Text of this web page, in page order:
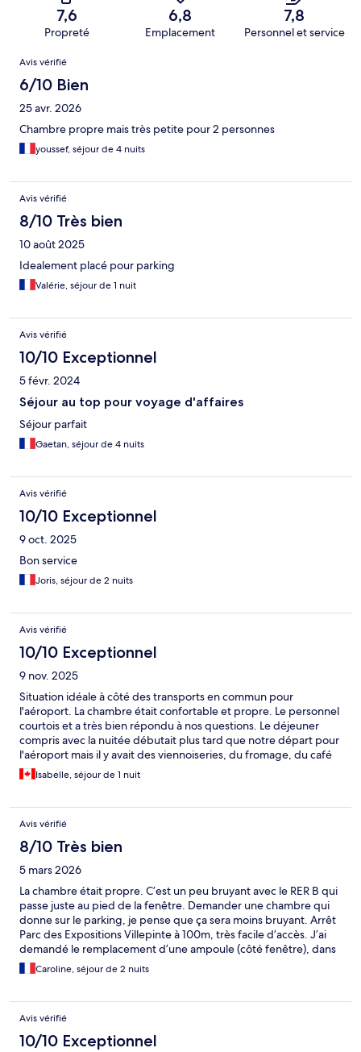
7,6
Propreté
6,8
Emplacement
7,8
Personnel et service
Avis
Avis vérifié
6/10 Bien
25 avr. 2026
Chambre propre mais très petite pour 2 personnes
youssef, séjour de 4 nuits
Avis vérifié
8/10 Très bien
10 août 2025
Idealement placé pour parking
Valérie, séjour de 1 nuit
Avis vérifié
10/10 Exceptionnel
5 févr. 2024
Séjour au top pour voyage d'affaires
Séjour parfait
Gaetan, séjour de 4 nuits
Avis vérifié
10/10 Exceptionnel
9 oct. 2025
Bon service
Joris, séjour de 2 nuits
Avis vérifié
10/10 Exceptionnel
9 nov. 2025
Situation idéale à côté des transports en commun pour
l'aéroport. La chambre était confortable et propre. Le personnel
courtois et a très bien répondu à nos questions. Le déjeuner
compris avec la nuitée débutait plus tard que notre départ pour
l'aéroport mais il y avait des viennoiseries, du fromage, du café
disponible. Tout ce dont nous avions besoin !
Isabelle, séjour de 1 nuit
Avis vérifié
8/10 Très bien
5 mars 2026
La chambre était propre. C’est un peu bruyant avec le RER B qui
passe juste au pied de la fenêtre. Demander une chambre qui
donne sur le parking, je pense que ça sera moins bruyant. Arrêt
Parc des Expositions Villepinte à 100m, très facile d’accès. J’ai
demandé le remplacement d’une ampoule (côté fenêtre), dans
la chambre 331, rien n’a été fait. Dommage.
Caroline, séjour de 2 nuits
Avis vérifié
10/10 Exceptionnel